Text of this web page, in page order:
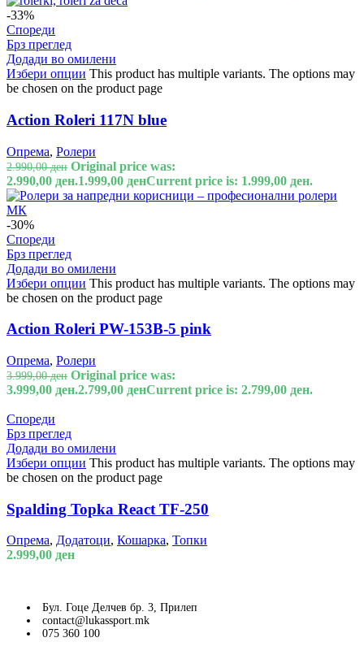
-33%
Спореди
Брз преглед
Додади во омилени
Избери опции This product has multiple variants. The options may
be chosen on the product page
Action Roleri 117N blue
Опрема, Ролери
2.990,00ден Original price was:
2.990,00 ден.1.999,00 денCurrent price is: 1.999,00 ден.
-30%
Спореди
Брз преглед
Додади во омилени
Избери опции This product has multiple variants. The options may
be chosen on the product page
Action Roleri PW-153B-5 pink
Опрема, Ролери
3.999,00ден Original price was:
3.999,00 ден.2.799,00 денCurrent price is: 2.799,00 ден.
Спореди
Брз преглед
Додади во омилени
Избери опции This product has multiple variants. The options may
be chosen on the product page
Spalding Topka React TF-250
Опрема, Додатоци, Кошарка, Топки
2.999,00 ден
Бул. Гоце Делчев бр. 3, Прилеп
contact@lukassport.mk
075 360 100